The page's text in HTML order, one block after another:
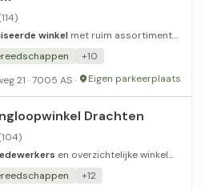
winkel met ruim assortiment
+10
21 · 7005 AS ·
Eigen parkeerplaats
Drachten
en overzichtelijke winkel
+12